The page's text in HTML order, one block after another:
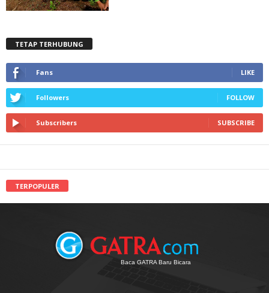
TETAP TERHUBUNG
Fans LIKE
Followers FOLLOW
Subscribers SUBSCRIBE
TERPOPULER
Baca GATRA Baru Bicara